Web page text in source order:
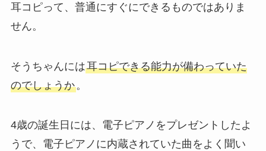
耳コピって、普通にすぐにできるものではありま
せん。
そうちゃんには耳コピできる能力が備わっていた
のでしょうか。
4歳の誕生日には、電子ピアノをプレゼントしたよ
うで、電子ピアノに内蔵されていた曲をよく聞い